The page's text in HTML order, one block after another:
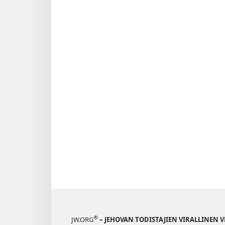
JW.ORG® – JEHOVAN TODISTAJIEN VIRALLINEN